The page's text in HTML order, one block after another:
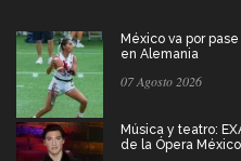
México va por
en Alemania
07 Agosto 2026
Música y teatro:
de la Ópera México